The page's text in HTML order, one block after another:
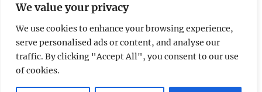
We value your privacy
We use cookies to enhance your browsing experience,
serve personalised ads or content, and analyse our
traffic. By clicking "Accept All", you consent to our use
of cookies.
Kontakt
Impressum & Datenschutz
Evangelische Kirchengemeinde Stockstadt am Rhein Mit